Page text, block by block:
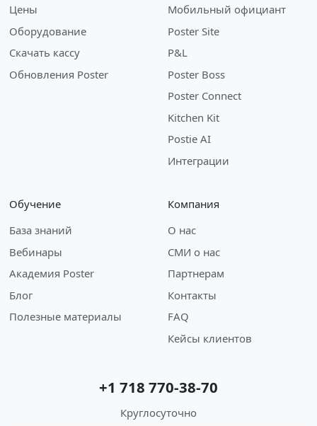
Цены
Оборудование
Скачать кассу
Обновления Poster
Мобильный официант
Poster Site
P&L
Poster Boss
Poster Connect
Kitchen Kit
Postie AI
Интеграции
Обучение
База знаний
Вебинары
Академия Poster
Блог
Полезные материалы
Компания
О нас
СМИ о нас
Партнерам
Контакты
FAQ
Кейсы клиентов
+1 718 770-38-70
Круглосуточно